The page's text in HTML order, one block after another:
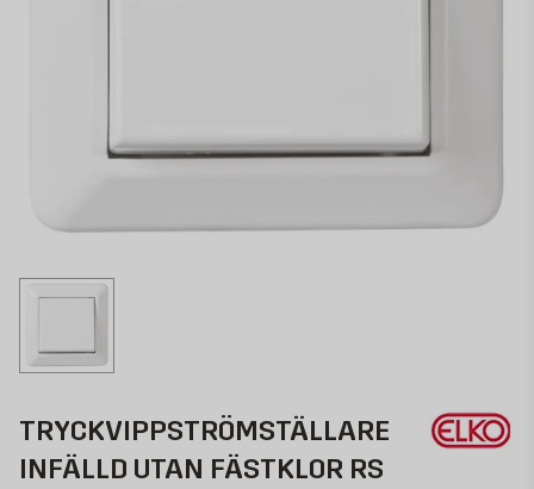
TRYCKVIPPSTRÖMSTÄLLARE
INFÄLLD UTAN FÄSTKLOR RS